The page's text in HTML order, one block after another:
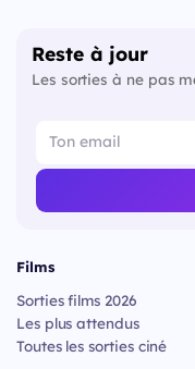
Reste à jour
Les sorties à ne pas
Films
Sorties films 2026
Les plus attendus
Toutes les sorties ciné